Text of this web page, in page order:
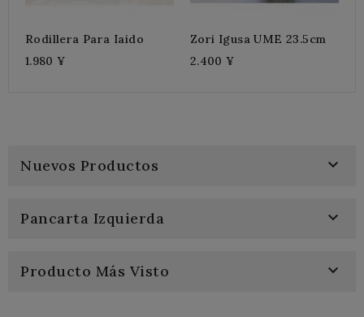
Rodillera Para Iaido
1.980 ¥
Zori Igusa UME 23.5cm
2.400 ¥
Nuevos Productos 
Pancarta Izquierda 
Producto Más Visto 